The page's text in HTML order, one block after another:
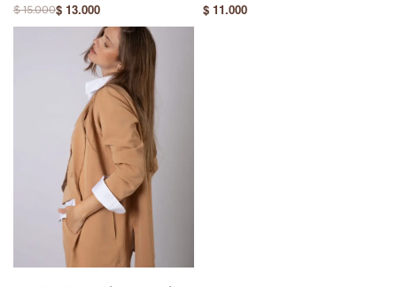
$15.000$ 13.000 $ 11.000